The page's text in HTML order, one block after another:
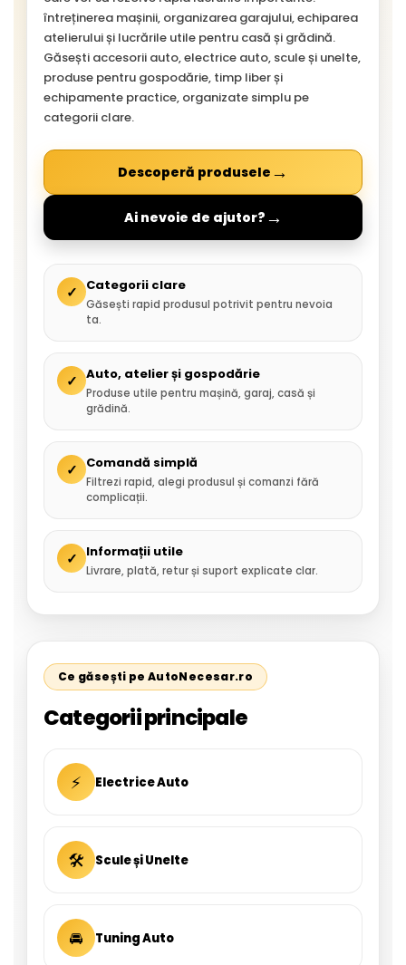
întreținerea mașinii, organizarea garajului, echiparea
atelierului și lucrările utile pentru casă și grădină.
Găsești accesorii auto, electrice auto, scule și unelte,
produse pentru gospodărie, timp liber și
echipamente practice, organizate simplu pe
categorii clare.
Descoperă produsele →
Ai nevoie de ajutor? →
✓ Categorii clare
Găsești rapid produsul potrivit pentru nevoia
ta.
✓ Auto, atelier și gospodărie
Produse utile pentru mașină, garaj, casă și
grădină.
✓ Comandă simplă
Filtrezi rapid, alegi produsul și comanzi fără
complicații.
✓ Informații utile
Livrare, plată, retur și suport explicate clar.
Ce găsești pe AutoNecesar.ro
Categorii principale
⚡ Electrice Auto
🛠 Scule și Unelte
🚘 Tuning Auto